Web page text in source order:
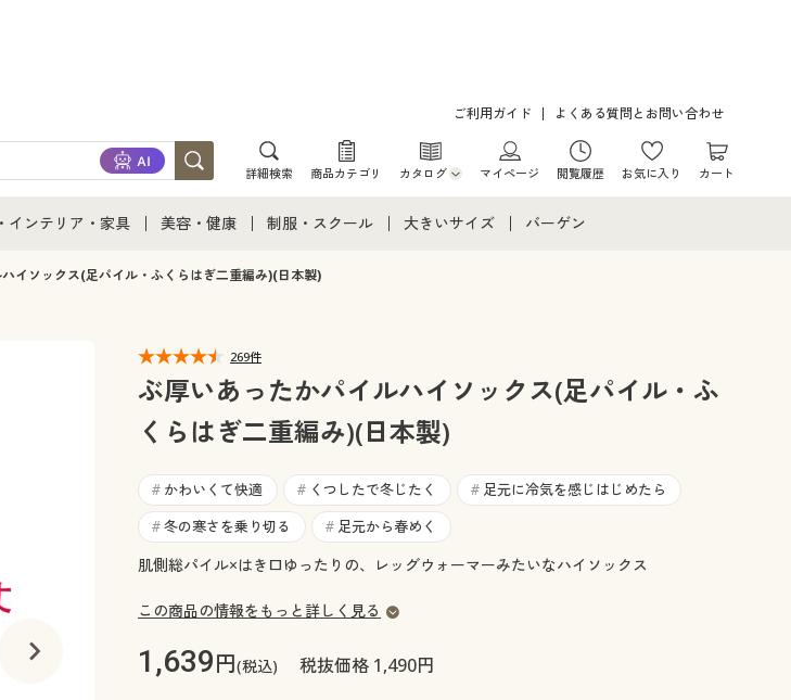
ご利用ガイド よくある質問とお問い合わせ
詳細検索 商品カテゴリ カタログ
カタログ・チラシからのご注文
マイページ 閲覧履歴 お気に入り カート
インテリア・家具
インテリア・家具通販すべて
ン・ラグ・ファブリック
美容・健康
美容・健康通販すべて
制服・スクール
制服・スクールすべて
ジュニア・ティーンズ下着
大きいサイズ
大きいサイズ レディース下着
大きいサイズ メンズ
大きいサイズ 事務・制服
バーゲン
イソックス(足パイル・ふくらはぎ二重編み)(日本製)
269件
ぶ厚いあったかパイルハイソックス(足パイル・ふ
くらはぎ二重編み)(日本製)
# かわいくて快適 # くつしたで冬じたく # 足元に冷気を感じはじめたら
# 冬の寒さを乗り切る # 足元から春めく
肌側総パイル×はき口ゆったりの、レッグウォーマーみたいなハイソックス
この商品の情報をもっと詳しく見る
1,639円(税込) 税抜価格 1,490円